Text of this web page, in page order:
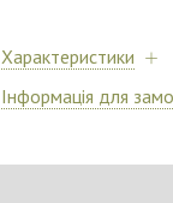
Характеристики
Інформація для